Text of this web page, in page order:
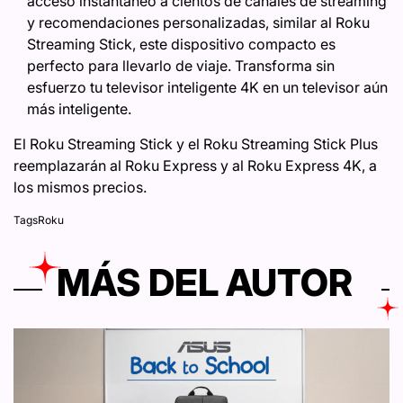
y recomendaciones personalizadas, similar al Roku
Streaming Stick, este dispositivo compacto es
perfecto para llevarlo de viaje. Transforma sin
esfuerzo tu televisor inteligente 4K en un televisor aún
más inteligente.
El Roku Streaming Stick y el Roku Streaming Stick Plus
reemplazarán al Roku Express y al Roku Express 4K, a
los mismos precios.
TagsRoku
MÁS DEL AUTOR